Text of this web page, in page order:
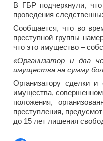
В ГБР подчеркнули,
проведения
Сообщается, что во
преступной группы
что это имущество –
«Организатор и два
имущества на сумму
Организатору сделки
имущества,
положения,
преступления,
до 15 лет лишения